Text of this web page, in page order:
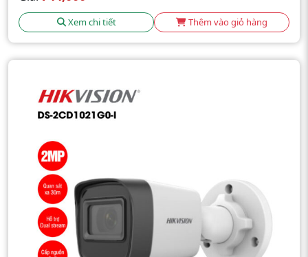
Xem chi tiết Thêm vào giỏ hàng